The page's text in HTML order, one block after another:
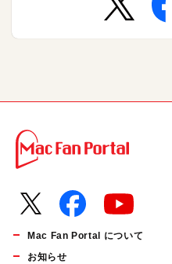
Mac Fan Portal について
お知らせ